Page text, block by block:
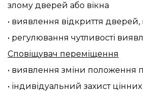
злому дверей або вікна
• виявлення відкриття дверей,
• регулювання чутливості
Сповіщувач переміщення
• виявлення зміни положення
• індивідуальний захист